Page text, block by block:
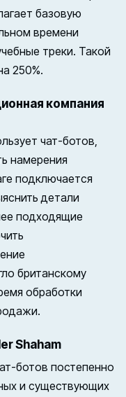
базовую
времени
треки. Такой
250%.
компания
чат-ботов,
намерения
подключается
детали
подходящие
британскому
обработки
Shaham
ботов постепенно
и существующих